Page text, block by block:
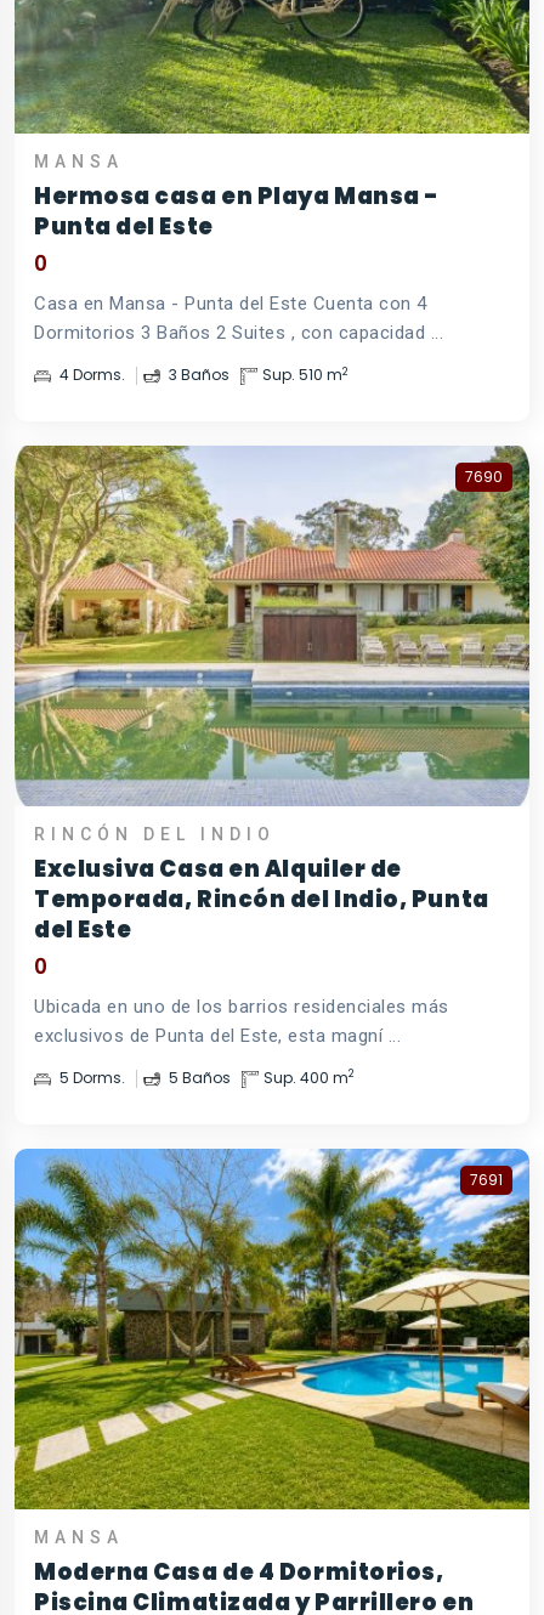
MANSA
Hermosa casa en Playa Mansa -
Punta del Este
0
Casa en Mansa - Punta del Este Cuenta con 4
Dormitorios 3 Baños 2 Suites , con capacidad ...
4 Dorms. 3 Baños Sup. 510 m2
7690
RINCÓN DEL INDIO
Exclusiva Casa en Alquiler de
Temporada, Rincón del Indio, Punta
del Este
0
Ubicada en uno de los barrios residenciales más
exclusivos de Punta del Este, esta magní ...
5 Dorms. 5 Baños Sup. 400 m2
7691
MANSA
Moderna Casa de 4 Dormitorios,
Piscina Climatizada y Parrillero en